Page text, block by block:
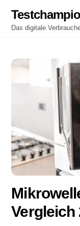
content
Das digitale
Vergleich